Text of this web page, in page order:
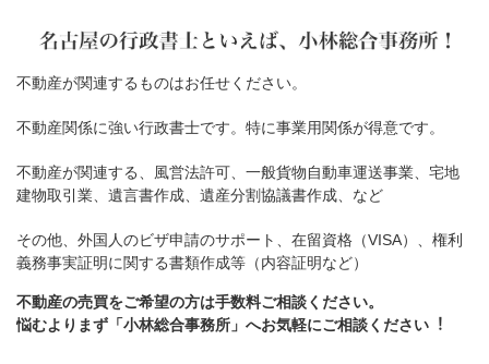
不動産が関連するものはお任せください。
不動産関係に強い行政書士です。特に事業用関係が得意です。
不動産が関連する、風営法許可、一般貨物自動車運送事業、宅地
建物取引業、遺言書作成、遺産分割協議書作成、など
その他、外国人のビザ申請のサポート、在留資格（VISA）、権利
義務事実証明に関する書類作成等（内容証明など）
不動産の売買をご希望の方は手数料ご相談ください。
悩むよりまず「小林総合事務所」へお気軽にご相談ください︕